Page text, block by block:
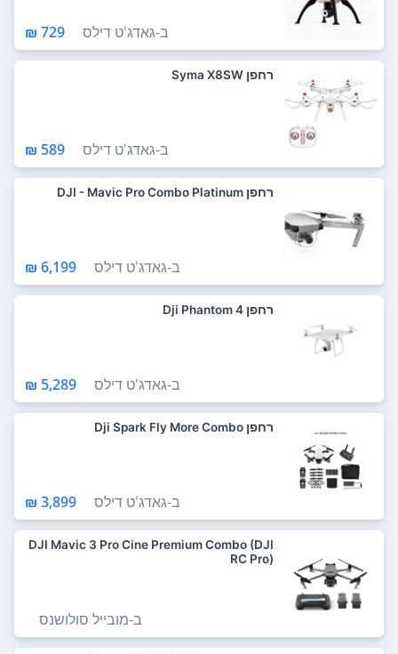
ב-גאדג'ט דילס 729 ₪
רחפן Syma X8SW
ב-גאדג'ט דילס 589 ₪
רחפן DJI - Mavic Pro Combo Platinum
ב-גאדג'ט דילס 6,199 ₪
רחפן Dji Phantom 4
ב-גאדג'ט דילס 5,289 ₪
רחפן Dji Spark Fly More Combo
ב-גאדג'ט דילס 3,899 ₪
DJI Mavic 3 Pro Cine Premium Combo (DJI
RC Pro)
ב-מובייל סולושנס